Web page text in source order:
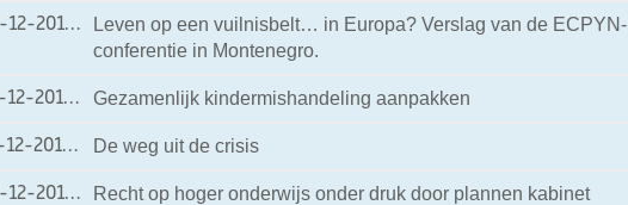
28-12-201228-12-2012 20:40
Leven op een vuilnisbelt… in Europa? Verslag van de ECPYN-
conferentie in Montenegro.
27-12-201227-12-2012 18:17
Gezamenlijk kindermishandeling aanpakken
17-12-201217-12-2012 18:02
De weg uit de crisis
07-12-201207-12-2012 19:57
Recht op hoger onderwijs onder druk door plannen kabinet